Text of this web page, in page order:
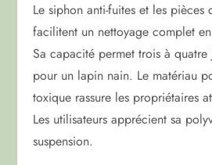
Le siphon anti-fuites et les pièces
facilitent un nettoyage complet
Sa capacité permet trois à quatre
pour un lapin nain. Le matériau
toxique rassure les propriétaires
Les utilisateurs apprécient sa
suspension.